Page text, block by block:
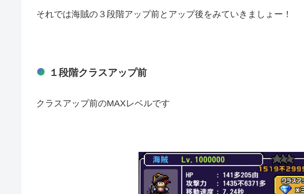
それでは海賊の３段階アップ前とアップ後をみていきましょー！
１段階クラスアップ前
クラスアップ前のMAXレベルです